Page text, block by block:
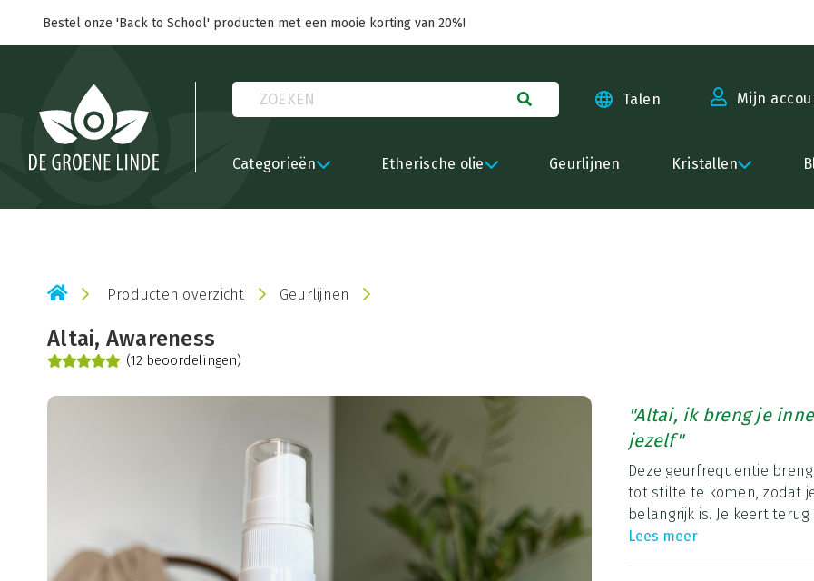
Bestel onze 'Back to School' producten met een mooie korting van 20%!
Talen Mijn
Categorieën Etherische olie Geurlijnen Kristallen
Producten overzicht Geurlijnen
Altai, Awareness
(12 beoordelingen)
"Altai, ik breng je
jezelf"
Deze geurfrequentie
tot stilte te komen, zodat
belangrijk is. Je keert
Lees meer